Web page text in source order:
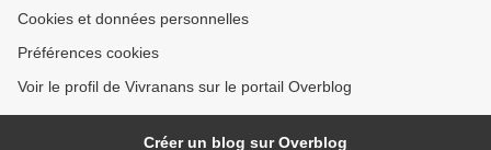
Cookies et données personnelles
Préférences cookies
Voir le profil de Vivranans sur le portail Overblog
Créer un blog sur Overblog